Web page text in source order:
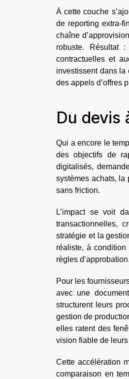
À cette couche
de reporting extra-
chaîne
robuste. Résultat
contractuelles et
investissent dans la
des appels d’offres
Du devis
Qui a encore le
des objectifs de
digitalisés,
systèmes achats, la
sans friction.
L’impact se voit
transactionnelles,
stratégie et la
réaliste, à
règles
Pour les
avec une
structurent leurs
gestion de
elles ratent des
vision fiable de
Cette accélération
comparaison en